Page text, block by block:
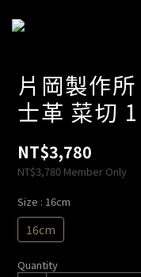
片岡製作
士革 菜切
NT$3,780
NT$3,780 Member Only
Size : 16cm
16cm
Quantity